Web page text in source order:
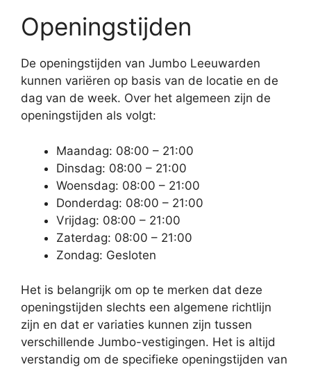
Openingstijden
De openingstijden van Jumbo Leeuwarden
kunnen variëren op basis van de locatie en de
dag van de week. Over het algemeen zijn de
openingstijden als volgt:
Maandag: 08:00 – 21:00
Dinsdag: 08:00 – 21:00
Woensdag: 08:00 – 21:00
Donderdag: 08:00 – 21:00
Vrijdag: 08:00 – 21:00
Zaterdag: 08:00 – 21:00
Zondag: Gesloten
Het is belangrijk om op te merken dat deze
openingstijden slechts een algemene richtlijn
zijn en dat er variaties kunnen zijn tussen
verschillende Jumbo-vestigingen. Het is altijd
verstandig om de specifieke openingstijden van